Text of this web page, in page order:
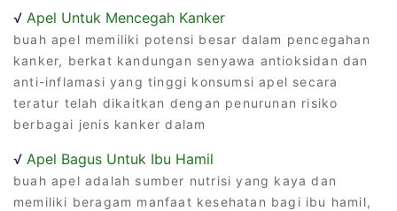
√ Apel Untuk Mencegah Kanker
buah apel memiliki potensi besar dalam pencegahan
kanker, berkat kandungan senyawa antioksidan dan
anti-inflamasi yang tinggi konsumsi apel secara
teratur telah dikaitkan dengan penurunan risiko
berbagai jenis kanker dalam
√ Apel Bagus Untuk Ibu Hamil
buah apel adalah sumber nutrisi yang kaya dan
memiliki beragam manfaat kesehatan bagi ibu hamil,